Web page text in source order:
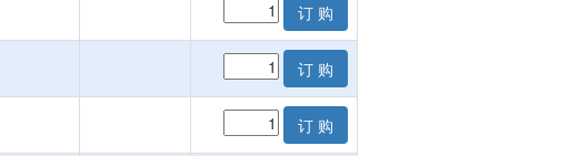
订 购
订 购
订 购